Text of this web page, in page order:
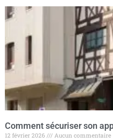
Comment sécuriser son
12 février 2026
Aucun commentaire